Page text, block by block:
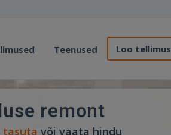
Teenused Loo tellimus
remont
tasuta või vaata hindu